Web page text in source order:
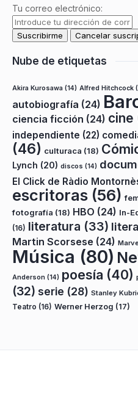
Tu correo electrónico:
Nube de etiquetas
Akira Kurosawa (14) Alfred Hitchcock
autobiografía (24)
ciencia ficción (24) cine
independiente (22)
(46) culturaca (18)
Lynch (20) discos (14)
El Click de Ràdio
escritoras (56)
fotografía (18) HBO (24) In-
(16) literatura (33)
Martin Scorsese (24)
Música (80)
Anderson (14) poesía (40)
(32) serie (28) Stanley
Teatro (16) Werner Herzog (17)